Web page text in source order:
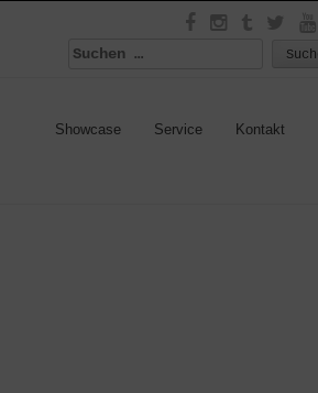
Suchen
Showcase Service Kontakt